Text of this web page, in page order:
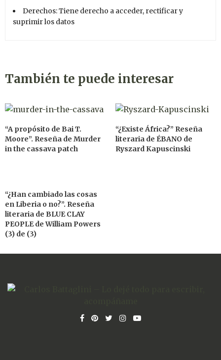
Derechos: Tiene derecho a acceder, rectificar y
suprimir los datos
También te puede interesar
“A propósito de Bai T.
Moore”. Reseña de Murder
in the cassava patch
“¿Existe África?” Reseña
literaria de ÉBANO de
Ryszard Kapuscinski
“¿Han cambiado las cosas
en Liberia o no?”. Reseña
literaria de BLUE CLAY
PEOPLE de William Powers
(3) de (3)